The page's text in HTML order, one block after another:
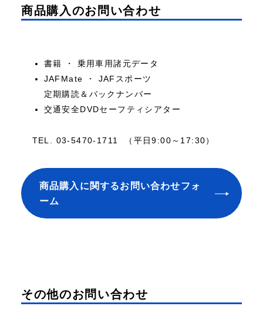
商品購入のお問い合わせ
書籍 ・ 乗用車用諸元データ
JAFMate ・ JAFスポーツ
定期購読＆バックナンバー
交通安全DVDセーフティシアター
TEL. 03-5470-1711 （平日9:00～17:30）
商品購入に関するお問い合わせフォ
ーム
その他のお問い合わせ